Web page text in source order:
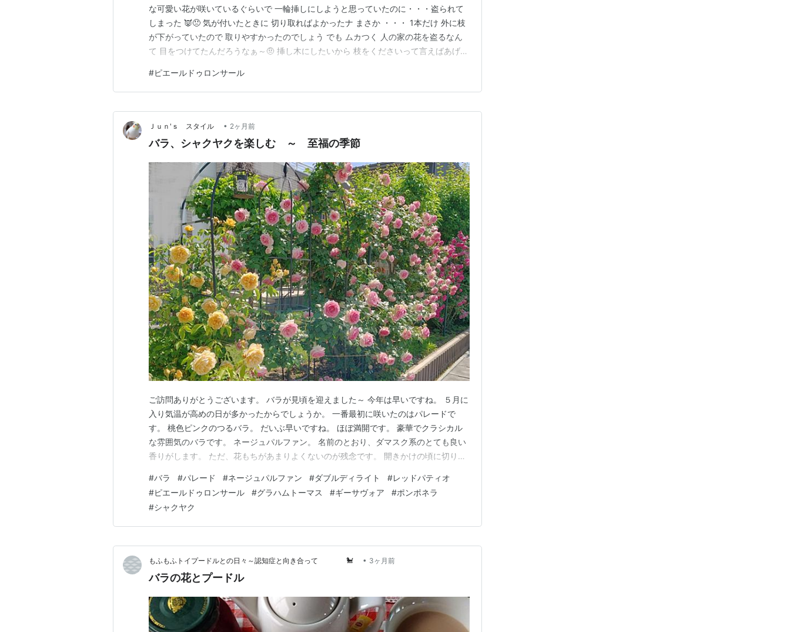
な可愛い花が咲いているぐらいで 一輪挿しにしようと思っていたのに・・・盗られて
しまった 👿😠 気が付いたときに 切り取ればよかったナ まさか ・・・ 1本だけ 外に枝
が下がっていたので 取りやすかったのでしょう でも ムカつく 人の家の花を盗るなん
て 目をつけてたんだろうなぁ～🤨 挿し木にしたいから 枝をくださいって言えばあげる
ゃ～い ❓ ❓ ❓ 関西の人なら わかるでしょう 😄😃🤣
#ピエールドゥロンサール
Ｊｕｎ'ｓ スタイル • 2ヶ月前
バラ、シャクヤクを楽しむ ～ 至福の季節
ご訪問ありがとうございます。 バラが見頃を迎えました～ 今年は早いですね。 ５月に
入り気温が高めの日が多かったからでしょうか。 一番最初に咲いたのはパレードで
す。 桃色ピンクのつるバラ。 だいぶ早いですね。 ほぼ満開です。 豪華でクラシカル
な雰囲気のバラです。 ネージュパルファン。 名前のとおり、ダマスク系のとても良い
香りがします。 ただ、花もちがあまりよくないのが残念です。 開きかけの頃に切り花
リーム白色に鮮やかな赤色の覆輪が入る美しい花色。 世界的に認められた香りの名花
で ダマスク系をベースにした 濃厚で甘い…
#バラ #パレード #ネージュパルファン #ダブルディライト #レッドパティオ
#ピエールドゥロンサール #グラハムトーマス #ギーサヴォア #ポンポネラ
#シャクヤク
もふもふトイプードルとの日々～認知症と向き合って 🐩 • 3ヶ月前
バラの花とプードル